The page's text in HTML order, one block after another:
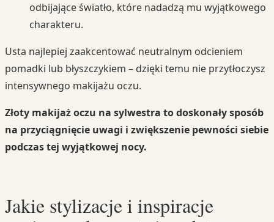
odbijające światło, które nadadzą mu wyjątkowego
charakteru.
Usta najlepiej zaakcentować neutralnym odcieniem
pomadki lub błyszczykiem – dzięki temu nie przytłoczysz
intensywnego makijażu oczu.
Złoty makijaż oczu na sylwestra to doskonały sposób
na przyciągnięcie uwagi i zwiększenie pewności siebie
podczas tej wyjątkowej nocy.
Jakie stylizacje i inspiracje